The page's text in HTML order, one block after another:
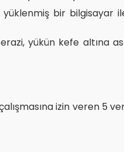
bir
yükün kefe altına
izin veren